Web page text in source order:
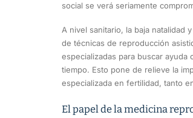
social se verá seriamente
A nivel sanitario, la baja natalidad
de técnicas de reproducción
especializadas para buscar
tiempo. Esto pone de relieve la
especializada en fertilidad, tanto
El papel de la medicina